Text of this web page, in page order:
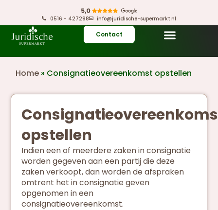
0516 - 427298 info@juridische-supermarkt.nl
Contact
Home » Consignatieovereenkomst opstellen
opstellen
Indien een of meerdere zaken in consignatie
worden gegeven aan een partij die deze
zaken verkoopt, dan worden de afspraken
omtrent het in consignatie geven
opgenomen in een
consignatieovereenkomst.